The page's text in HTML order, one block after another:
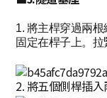
1. 將主桿穿過兩
固定在桿子上。拉
2. 將五個側桿插